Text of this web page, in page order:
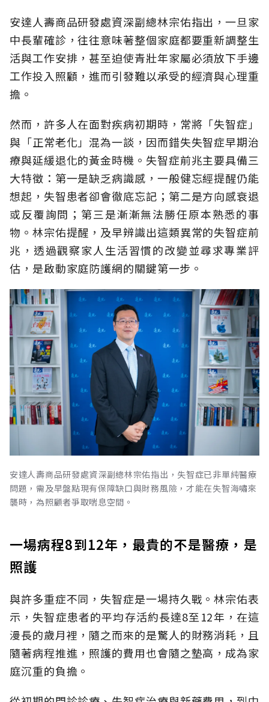
安達人壽商品研發處資深副總林宗佑指出，一旦家
中長輩確診，往往意味著整個家庭都要重新調整生
活與工作安排，甚至迫使青壯年家屬必須放下手邊
工作投入照顧，進而引發難以承受的經濟與心理重
擔。
然而，許多人在面對疾病初期時，常將「失智症」
與「正常老化」混為一談，因而錯失失智症早期治
療與延緩退化的黃金時機。失智症前兆主要具備三
大特徵：第一是缺乏病識感，一般健忘經提醒仍能
想起，失智患者卻會徹底忘記；第二是方向感衰退
或反覆詢問；第三是漸漸無法勝任原本熟悉的事
物。林宗佑提醒，及早辨識出這類異常的失智症前
兆，透過觀察家人生活習慣的改變並尋求專業評
估，是啟動家庭防護網的關鍵第一步。
安達人壽商品研發處資深副總林宗佑指出，失智症已非單純醫療
問題，需及早盤點現有保障缺口與財務風險，才能在失智海嘯來
襲時，為照顧者爭取喘息空間。
一場病程8到12年，最貴的不是醫療，是
照護
與許多重症不同，失智症是一場持久戰。林宗佑表
示，失智症患者的平均存活約長達8至12年，在這
漫長的歲月裡，隨之而來的是驚人的財務消耗，且
隨著病程推進，照護的費用也會隨之墊高，成為家
庭沉重的負擔。